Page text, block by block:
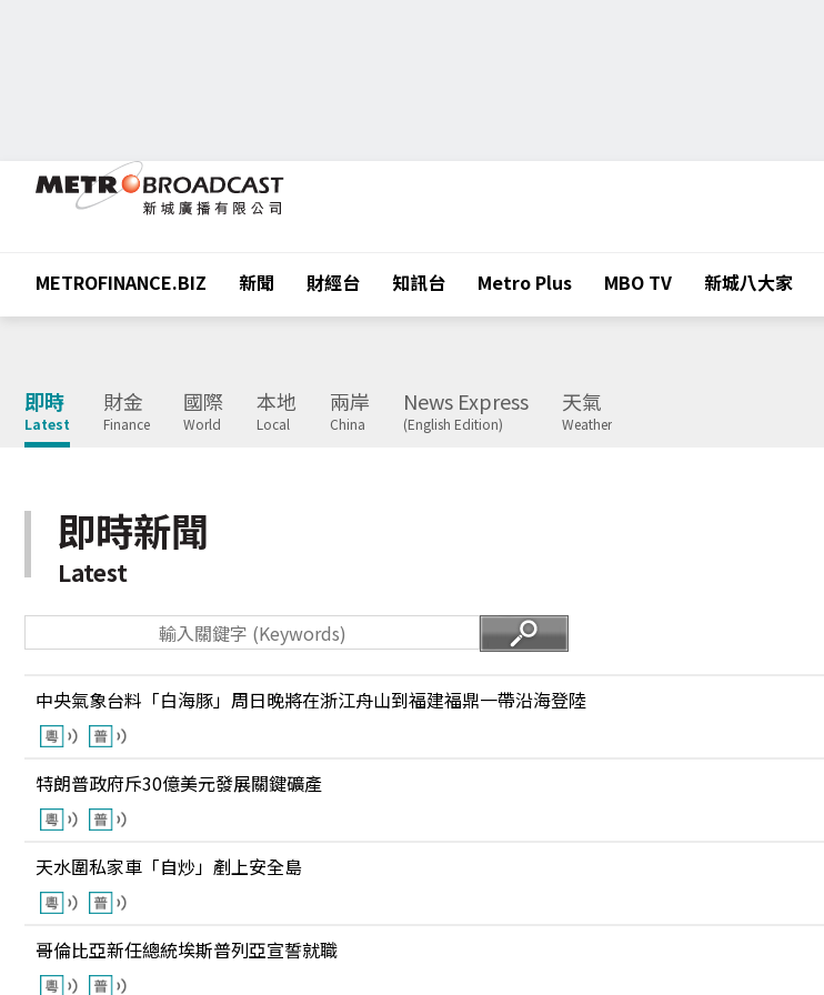
METROFINANCE.BIZ 新聞 財經台 知訊台 Metro Plus MBO TV 新城八大家
即時
Latest
財金
Finance
國際
World
本地
Local
兩岸
China
News Express
(English Edition)
天氣
Weather
即時新聞
Latest
中央氣象台料「白海豚」周日晚將在浙江舟山到福建福鼎一帶沿海登陸
特朗普政府斥30億美元發展關鍵礦產
天水圍私家車「自炒」剷上安全島
哥倫比亞新任總統埃斯普列亞宣誓就職